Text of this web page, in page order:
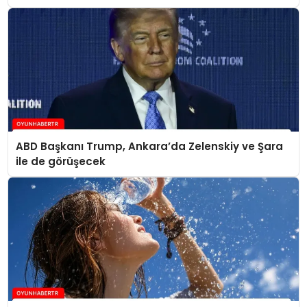
ABD Başkanı Trump, Ankara’da Zelenskiy ve Şara
ile de görüşecek